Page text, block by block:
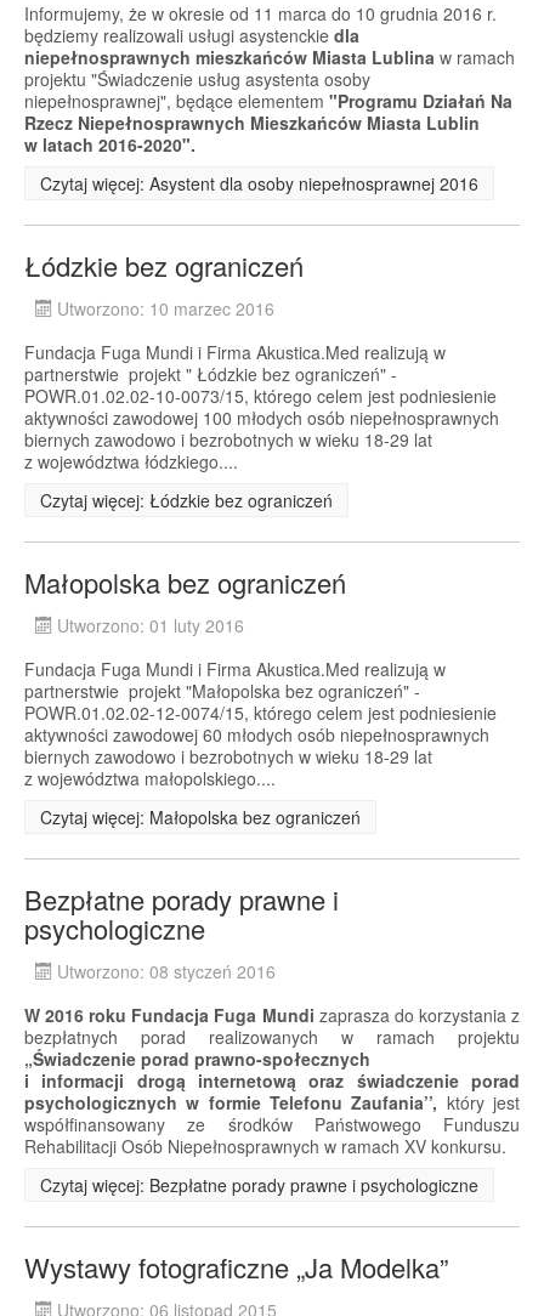
Informujemy, że w okresie od 11 marca do 10 grudnia 2016 r.
będziemy realizowali usługi asystenckie dla
niepełnosprawnych mieszkańców Miasta Lublina w ramach
projektu "Świadczenie usług asystenta osoby
niepełnosprawnej", będące elementem "Programu Działań Na
Rzecz Niepełnosprawnych Mieszkańców Miasta Lublin
w latach 2016-2020".
Czytaj więcej: Asystent dla osoby niepełnosprawnej 2016
Łódzkie bez ograniczeń
Utworzono: 10 marzec 2016
Fundacja Fuga Mundi i Firma Akustica.Med realizują w
partnerstwie projekt " Łódzkie bez ograniczeń" -
POWR.01.02.02-10-0073/15, którego celem jest podniesienie
aktywności zawodowej 100 młodych osób niepełnosprawnych
biernych zawodowo i bezrobotnych w wieku 18-29 lat
z województwa łódzkiego....
Czytaj więcej: Łódzkie bez ograniczeń
Małopolska bez ograniczeń
Utworzono: 01 luty 2016
Fundacja Fuga Mundi i Firma Akustica.Med realizują w
partnerstwie projekt "Małopolska bez ograniczeń" -
POWR.01.02.02-12-0074/15, którego celem jest podniesienie
aktywności zawodowej 60 młodych osób niepełnosprawnych
biernych zawodowo i bezrobotnych w wieku 18-29 lat
z województwa małopolskiego....
Czytaj więcej: Małopolska bez ograniczeń
Bezpłatne porady prawne i
psychologiczne
Utworzono: 08 styczeń 2016
W 2016 roku Fundacja Fuga Mundi zaprasza do korzystania z
bezpłatnych porad realizowanych w ramach projektu
„Świadczenie porad prawno-społecznych
i informacji drogą internetową oraz świadczenie porad
psychologicznych w formie Telefonu Zaufania’’, który jest
współfinansowany ze środków Państwowego Funduszu
Rehabilitacji Osób Niepełnosprawnych w ramach XV konkursu.
Czytaj więcej: Bezpłatne porady prawne i psychologiczne
Wystawy fotograficzne „Ja Modelka”
Utworzono: 06 listopad 2015